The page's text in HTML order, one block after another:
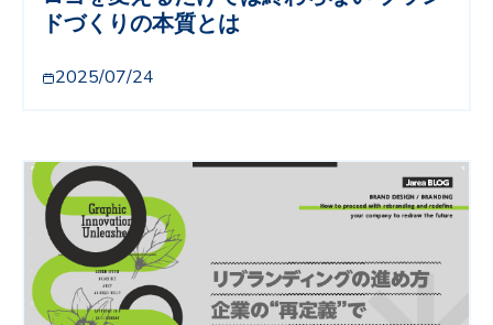
ドづくりの本質とは
2025/07/24